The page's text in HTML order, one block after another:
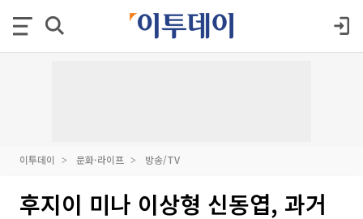
이투데이 문화·라이프 방송/TV
후지이 미나 이상형 신동엽, 과거